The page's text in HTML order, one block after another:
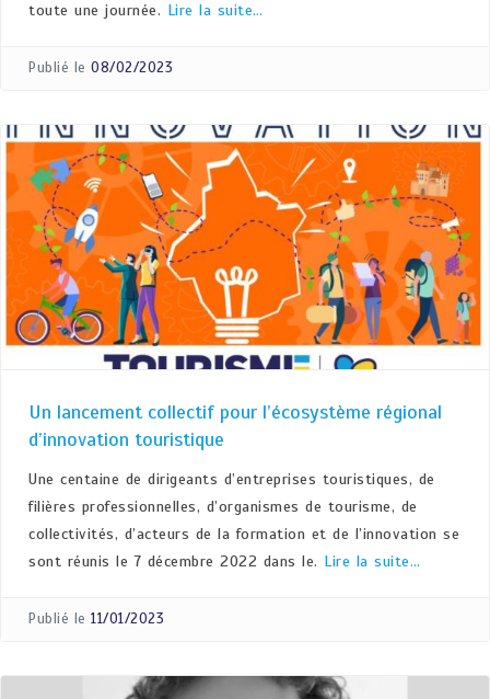
toute une journée. Lire la suite…
Publié le 08/02/2023
Un lancement collectif pour l’écosystème régional
d’innovation touristique
Une centaine de dirigeants d’entreprises touristiques, de
filières professionnelles, d’organismes de tourisme, de
collectivités, d’acteurs de la formation et de l’innovation se
sont réunis le 7 décembre 2022 dans le. Lire la suite…
Publié le 11/01/2023